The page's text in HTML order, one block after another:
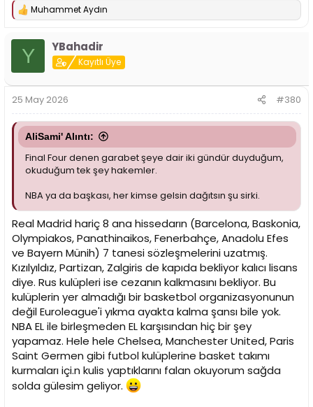
T
p
l
:
Muhammet Aydın
Y YBahadir
Kayıtlı Üye
25 May 2026 #380
AliSami' Alıntı:
Final Four denen garabet şeye dair iki gündür duyduğum,
okuduğum tek şey hakemler.
NBA ya da başkası, her kimse gelsin dağıtsın şu sirki.
Real Madrid hariç 8 ana hissedarın (Barcelona, Baskonia,
Olympiakos, Panathinaikos, Fenerbahçe, Anadolu Efes
ve Bayern Münih) 7 tanesi sözleşmelerini uzatmış.
Kızılyıldız, Partizan, Zalgiris de kapıda bekliyor kalıcı lisans
diye. Rus kulüpleri ise cezanın kalkmasını bekliyor. Bu
kulüplerin yer almadığı bir basketbol organizasyonunun
değil Euroleague'i yıkma ayakta kalma şansı bile yok.
NBA EL ile birleşmeden EL karşısından hiç bir şey
yapamaz. Hele hele Chelsea, Manchester United, Paris
Saint Germen gibi futbol kulüplerine basket takımı
kurmaları içi.n kulis yaptıklarını falan okuyorum sağda
solda gülesim geliyor.